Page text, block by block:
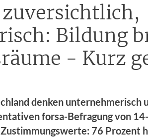
zuversichtlich,
Bildung
- Kurz
denken unternehmerisch
forsa-Befragung von
Zustimmungswerte: 76 Prozent